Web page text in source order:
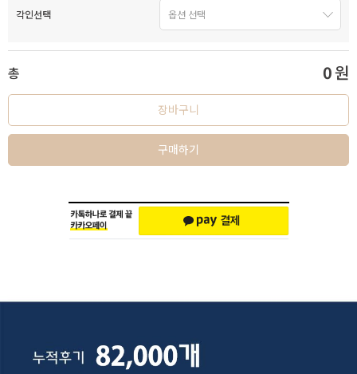
각인선택
총 0원
장바구니
구매하기